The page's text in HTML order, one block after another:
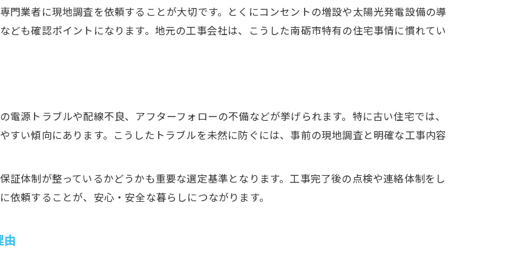
門業者に現地調査を依頼することが大切です。とくにコンセントの増設や太陽光発電設備の導
ども確認ポイントになります。地元の工事会社は、こうした南砺市特有の住宅事情に慣れてい
源トラブルや配線不良、アフターフォローの不備などが挙げられます。特に古い住宅では、
すい傾向にあります。こうしたトラブルを未然に防ぐには、事前の現地調査と明確な工事内容
証体制が整っているかどうかも重要な選定基準となります。工事完了後の点検や連絡体制をし
頼することが、安心・安全な暮らしにつながります。